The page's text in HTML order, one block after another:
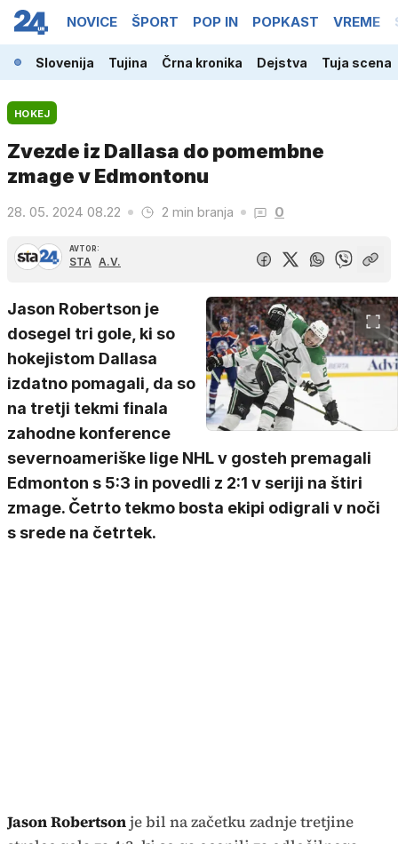
NOVICE ŠPORT POP IN POPKAST VREME
Slovenija Tujina Črna kronika Dejstva Tuja scena
HOKEJ
Zvezde iz Dallasa do pomembne
zmage v Edmontonu
28. 05. 2024 08.22 2 min branja 0
AVTOR:
STA A.V.
Jason Robertson je
dosegel tri gole, ki so
hokejistom Dallasa
izdatno pomagali, da so
na tretji tekmi finala
zahodne konference
severnoameriške lige NHL v gosteh premagali
Edmonton s 5:3 in povedli z 2:1 v seriji na štiri
zmage. Četrto tekmo bosta ekipi odigrali v noči
s srede na četrtek.
Jason Robertsonje bil na začetku zadnje tretjine